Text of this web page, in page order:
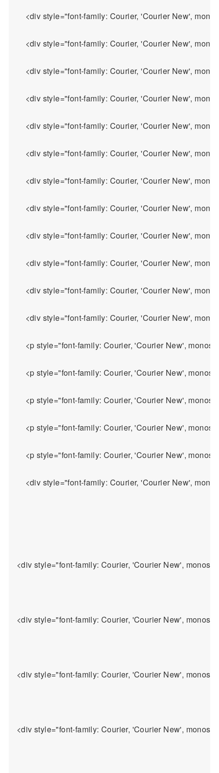
<div style="font-family: Courier, 'Courier New',
<div style="font-family: Courier, 'Courier New',
<div style="font-family: Courier, 'Courier New',
<div style="font-family: Courier, 'Courier New',
<div style="font-family: Courier, 'Courier New',
<div style="font-family: Courier, 'Courier New',
<div style="font-family: Courier, 'Courier New',
<div style="font-family: Courier, 'Courier New',
<div style="font-family: Courier, 'Courier New',
<div style="font-family: Courier, 'Courier New',
<div style="font-family: Courier, 'Courier New',
<div style="font-family: Courier, 'Courier New',
<p style="font-family: Courier, 'Courier New',
<p style="font-family: Courier, 'Courier New',
<p style="font-family: Courier, 'Courier New',
<p style="font-family: Courier, 'Courier New',
<p style="font-family: Courier, 'Courier New',
<div style="font-family: Courier, 'Courier New',
<div style="font-family: Courier, 'Courier New',
<div style="font-family: Courier, 'Courier New',
<div style="font-family: Courier, 'Courier New',
<div style="font-family: Courier, 'Courier New',